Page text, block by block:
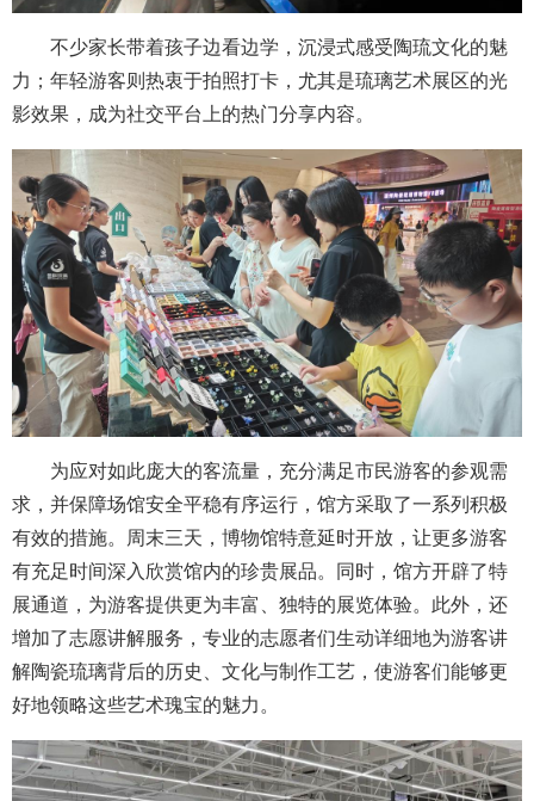
不少家长带着孩子边看边学，沉浸式感受陶琉文化的魅
力；年轻游客则热衷于拍照打卡，尤其是琉璃艺术展区的光
影效果，成为社交平台上的热门分享内容。
为应对如此庞大的客流量，充分满足市民游客的参观需
求，并保障场馆安全平稳有序运行，馆方采取了一系列积极
有效的措施。周末三天，博物馆特意延时开放，让更多游客
有充足时间深入欣赏馆内的珍贵展品。同时，馆方开辟了特
展通道，为游客提供更为丰富、独特的展览体验。此外，还
增加了志愿讲解服务，专业的志愿者们生动详细地为游客讲
解陶瓷琉璃背后的历史、文化与制作工艺，使游客们能够更
好地领略这些艺术瑰宝的魅力。